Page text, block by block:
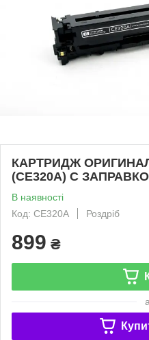
КАРТРИДЖ
(CE320A) С
В наявності
Код: CE320A
Роздріб
899 ₴